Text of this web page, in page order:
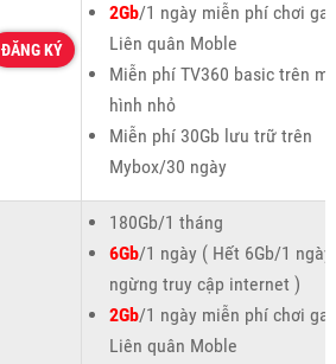
ĐĂNG KÝ
2Gb/1 ngày miễn phí chơi
Liên quân Moble
Miễn phí TV360 basic trên
hình nhỏ
Miễn phí 30Gb lưu trữ trên
Mybox/30 ngày
180Gb/1 tháng
6Gb/1 ngày ( Hết 6Gb/1 ngày
ngừng truy cập internet )
2Gb/1 ngày miễn phí chơi
Liên quân Moble